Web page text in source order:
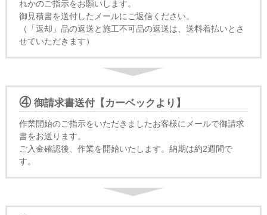
れかのご指示をお願いします。
御見積書を送付したメールにご返信ください。
（「返却」品の返送と施工不可品の返送は、送料着払いとさ
せていただきます）
④御請求書送付【カーベックより】
作業開始のご指示をいただきましたお客様にメールで御請求
書をお送ります。
ご入金確認後、作業を開始いたします。納期は約2週間で
す。